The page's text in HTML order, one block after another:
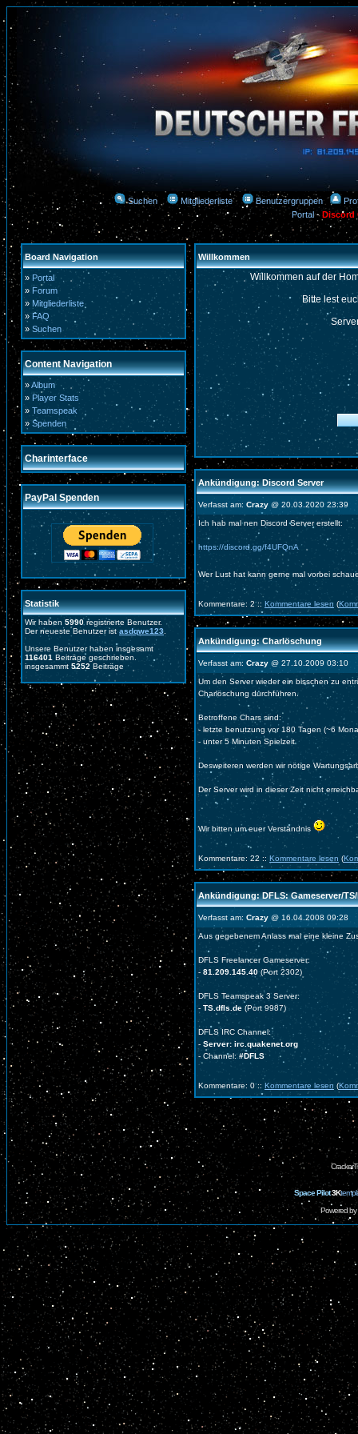
Suchen Mitgliederliste Benutzergruppen
Portal-Discord
Board Navigation
» Portal
» Forum
» Mitgliederliste
» FAQ
» Suchen
Content Navigation
»Album
» Player Stats
» Teamspeak
» Spenden
Charinterface
PayPal Spenden
Statistik
Wir haben 5990 registrierte Benutzer.
Der neueste Benutzer istasdqwe123
Unsere Benutzer haben insgesamt
116401 Beiträge geschrieben.
insgesammt 5252 Beiträge
Willkommen
Willkommen auf der
Bitte lest
Ankündigung: Discord Server
Verfasst am: Crazy @ 20.03.2020 23:39
Ich hab mal nen Discord Server erstellt:
https://discord.gg/f4UFQnA
Wer Lust hat kann gerne mal vorbei
Kommentare: 2 :: Kommentare lesen (
Ankündigung: Charlöschung
Verfasst am: Crazy @ 27.10.2009 03:10
Um den Server wieder ein bisschen zu
Charlöschung durchführen.
Betroffene Chars sind:
- letzte benutzung vor 180 Tagen (~6
- unter 5 Minuten Spielzeit
Desweiteren werden wir nötige
Der Server wird in dieser Zeit nicht
Wir bitten um euer Verständnis
Kommentare: 22 :: Kommentare lesen (
Ankündigung: DFLS: Gameserver/TS/
Verfasst am: Crazy @ 16.04.2008 09:28
Aus gegebenem Anlass mal eine kleine
DFLS Freelancer Gameserver:
- 81.209.145.40(Port 2302)
DFLS Teamspeak 3 Server:
- TS.dfls.de (Port 9987)
DFLS IRC Channel:
- Server: irc.quakenet.org
- Channel:#DFLS
Kommentare: 0 :: Kommentare lesen (
Space Pilot3K
Powered by